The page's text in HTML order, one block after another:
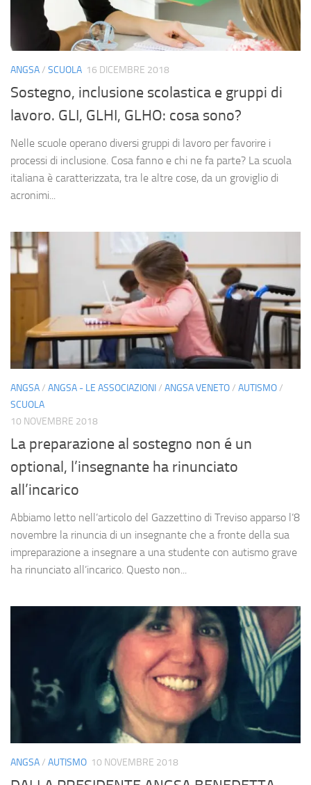
ANGSA/ SCUOLA 16 DICEMBRE 2018
Sostegno, inclusione scolastica e gruppi di
lavoro. GLI, GLHI, GLHO: cosa sono?
Nelle scuole operano diversi gruppi di lavoro per favorire i
processi di inclusione. Cosa fanno e chi ne fa parte? La scuola
italiana è caratterizzata, tra le altre cose, da un groviglio di
acronimi...
ANGSA/ ANGSA - LE ASSOCIAZIONI/ ANGSA VENETO/ AUTISMO/
SCUOLA
10 NOVEMBRE 2018
La preparazione al sostegno non é un
optional, l’insegnante ha rinunciato
all’incarico
Abbiamo letto nell’articolo del Gazzettino di Treviso apparso l’8
novembre la rinuncia di un insegnante che a fronte della sua
impreparazione a insegnare a una studente con autismo grave
ha rinunciato all’incarico. Questo non...
ANGSA/ AUTISMO 10 NOVEMBRE 2018